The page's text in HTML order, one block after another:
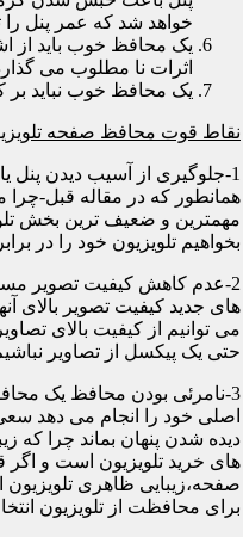
خواهد شد که عمر پنل را تا 30 درصد کاهش خواهد
اثرات نا مطلوب می
یک محافظ خوب نباید بر
نقاط قوت محافظ صفحه
1-جلوگیری از آسیب دیدن پنل
همانطور که در مقاله قبل-
مهمترین و ضعیف ترین بخش
بخواهیم تلویزیون خود را در
2-عدم کاهش کیفیت تصویر
های جدید کیفیت تصویر
می توانیم از کیفیت بالای
حتی یک پیکسل از تصاویر
3-نامرئی بودن محافظ یک
اصلی خود را انجام می دهد
دیده شدن پنهان بماند چرا که
های خرید تلویزیون است و
صفحه،زیبایی ظاهری
برای محافظت از تلویزیون